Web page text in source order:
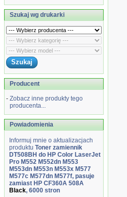
Szukaj wg drukarki
Producent
- Zobacz inne produkty tego
producenta...
Powiadomienia
Informuj mnie o aktualizacjach
produktu Toner zamiennik
DT508BH do HP Color LaserJet
Pro M552 M552dn M553
M553dn M553n M553x M577
M577c M577dn M577f, pasuje
zamiast HP CF360A 508A
Black, 6000 stron